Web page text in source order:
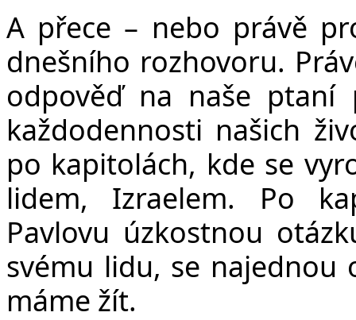
A přece – nebo právě
dnešního rozhovoru.
odpověď na naše ptaní
každodennosti našich
po kapitolách, kde se
lidem, Izraelem. Po
Pavlovu úzkostnou
svému lidu, se najednou
máme žít.